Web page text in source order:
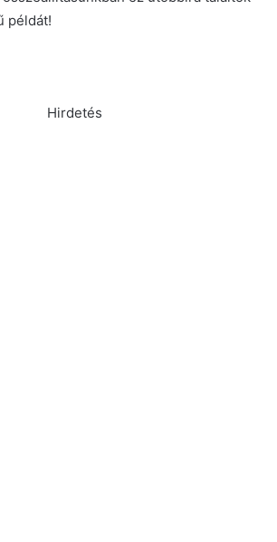
példát!
Hirdetés